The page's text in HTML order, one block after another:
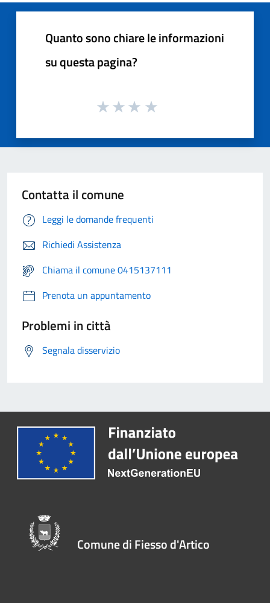
Quanto sono chiare le informazioni
su questa pagina?
Contatta il comune
Leggi le domande frequenti
Richiedi Assistenza
Chiama il comune 0415137111
Prenota un appuntamento
Problemi in città
Segnala disservizio
Comune di Fiesso d'Artico